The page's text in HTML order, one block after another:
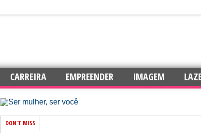
CARREIRA EMPREENDER IMAGEM
DON'T MISS